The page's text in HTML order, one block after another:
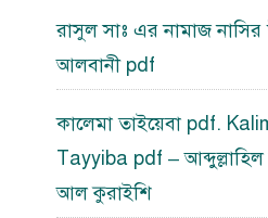
রাসুল সাঃ এর নামাজ নাসির
আলবানী pdf
কালেমা তাইয়েবা pdf.
Tayyiba pdf – আব্দুল্লাহিল
আল কুরাইশি